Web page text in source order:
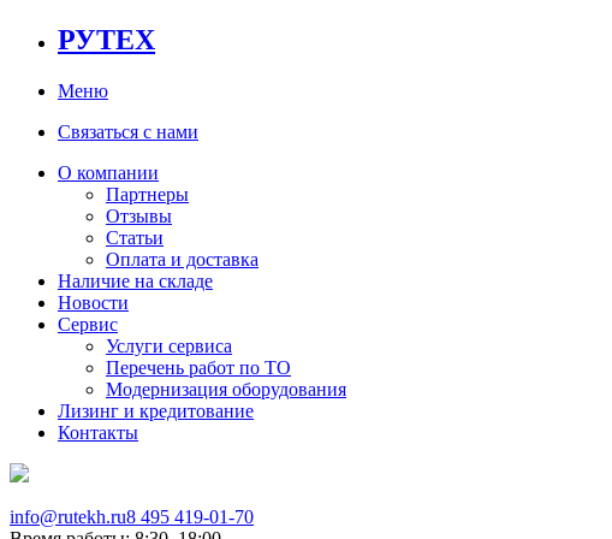
РУТЕХ
Меню
Связаться с нами
О компании
Партнеры
Отзывы
Статьи
Оплата и доставка
Наличие на складе
Новости
Сервис
Услуги сервиса
Перечень работ по ТО
Модернизация оборудования
Лизинг и кредитование
Контакты
info@rutekh.ru8 495 419-01-70